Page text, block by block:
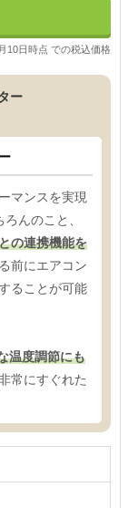
10日時点 での税込価格
ー
マンスを実現
んのこと、
の連携機能を
前にエアコン
ることが可能
温度調節にも
常にすぐれた